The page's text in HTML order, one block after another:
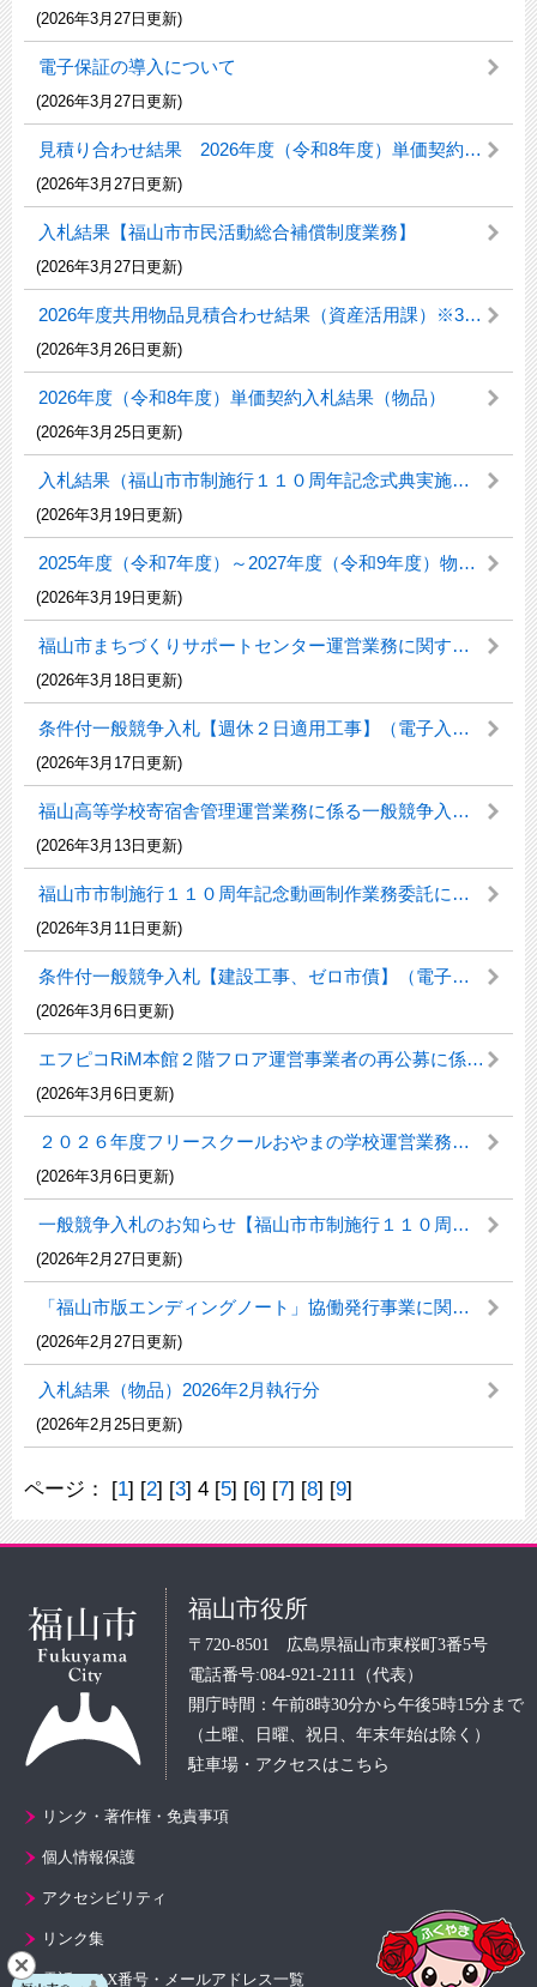
(2026年3月27日更新)
電子保証の導入について
(2026年3月27日更新)
見積り合わせ結果 2026年度（令和8年度）単価契約事務用品
(2026年3月27日更新)
入札結果【福山市市民活動総合補償制度業務】
(2026年3月27日更新)
2026年度共用物品見積合わせ結果（資産活用課）※3月26日更新
(2026年3月26日更新)
2026年度（令和8年度）単価契約入札結果（物品）
(2026年3月25日更新)
入札結果（福山市市制施行１１０周年記念式典実施業務）
(2026年3月19日更新)
2025年度（令和7年度）～2027年度（令和9年度）物件の買入れ等の入札（見積）参加資格審査申請の追加受付について（2026年3月19日更新）
(2026年3月19日更新)
福山市まちづくりサポートセンター運営業務に関するプロポーザルについて
(2026年3月18日更新)
条件付一般競争入札【週休２日適用工事】（電子入札）のお知らせ
(2026年3月17日更新)
福山高等学校寄宿舎管理運営業務に係る一般競争入札のお知らせ
(2026年3月13日更新)
福山市市制施行１１０周年記念動画制作業務委託に係るプロポーザルについて
(2026年3月11日更新)
条件付一般競争入札【建設工事、ゼロ市債】（電子入札）のお知らせ
(2026年3月6日更新)
エフピコRiM本館２階フロア運営事業者の再公募に係るプロポーザルの実施について
(2026年3月6日更新)
２０２６年度フリースクールおやまの学校運営業務に係るプロポーザルについて
(2026年3月6日更新)
一般競争入札のお知らせ【福山市市制施行１１０周年記念式典実施業務】
(2026年2月27日更新)
「福山市版エンディングノート」協働発行事業に関するプロポーザルについて
(2026年2月27日更新)
入札結果（物品）2026年2月執行分
(2026年2月25日更新)
ページ： [1] [2] [3] 4 [5] [6] [7] [8] [9]
福山市役所
〒720-8501 広島県福山市東桜町3番5号
電話番号:084-921-2111（代表）
開庁時間：午前8時30分から午後5時15分まで
（土曜、日曜、祝日、年末年始は除く）
駐車場・アクセスはこちら
リンク・著作権・免責事項
個人情報保護
アクセシビリティ
リンク集
電話・FAX番号・メールアドレス一覧